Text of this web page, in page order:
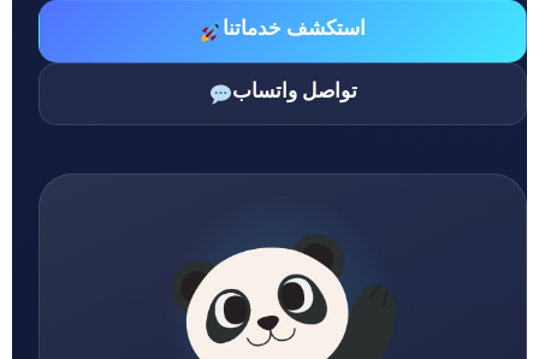
استكشف خدماتنا
تواصل واتساب